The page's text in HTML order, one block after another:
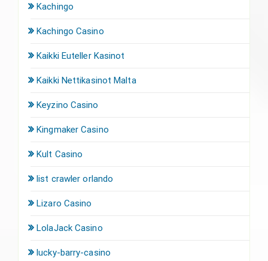
Kachingo
Kachingo Casino
Kaikki Euteller Kasinot
Kaikki Nettikasinot Malta
Keyzino Casino
Kingmaker Casino
Kult Casino
list crawler orlando
Lizaro Casino
LolaJack Casino
lucky-barry-casino